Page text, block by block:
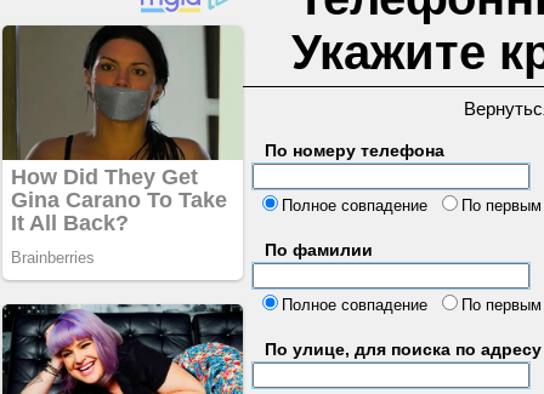
Укажите
По номеру телефона
Полное совпадение
По
По фамилии
Полное совпадение По
По улице, для поиска по адресу